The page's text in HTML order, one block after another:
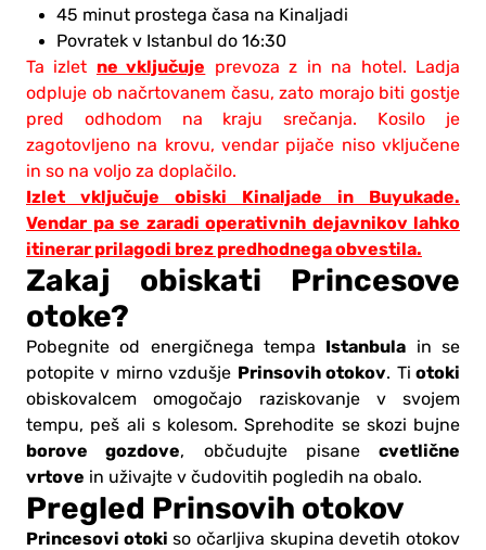
45 minut prostega časa na Kinaljadi
Povratek v Istanbul do 16:30
Ta izlet ne vključuje prevoza z in na hotel. Ladja
odpluje ob načrtovanem času, zato morajo biti gostje
pred odhodom na kraju srečanja. Kosilo je
zagotovljeno na krovu, vendar pijače niso vključene
in so na voljo za doplačilo.
Izlet vključuje obiski Kinaljade in Buyukade.
Vendar pa se zaradi operativnih dejavnikov lahko
itinerar prilagodi brez predhodnega obvestila.
Zakaj obiskati Princesove
otoke?
Pobegnite od energičnega tempa Istanbula in se
potopite v mirno vzdušje Prinsovih otokov. Ti otoki
obiskovalcem omogočajo raziskovanje v svojem
tempu, peš ali s kolesom. Sprehodite se skozi bujne
borove gozdove, občudujte pisane cvetlične
vrtove in uživajte v čudovitih pogledih na obalo.
Pregled Prinsovih otokov
Princesovi otoki so očarljiva skupina devetih otokov